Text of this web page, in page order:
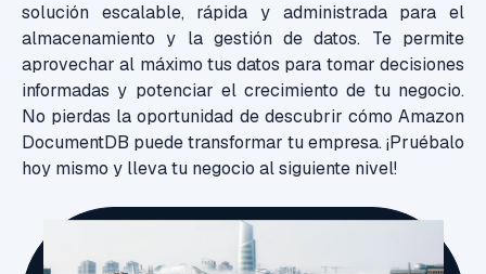
solución escalable, rápida y administrada para el
almacenamiento y la gestión de datos. Te permite
aprovechar al máximo tus datos para tomar decisiones
informadas y potenciar el crecimiento de tu negocio.
No pierdas la oportunidad de descubrir cómo Amazon
DocumentDB puede transformar tu empresa. ¡Pruébalo
hoy mismo y lleva tu negocio al siguiente nivel!